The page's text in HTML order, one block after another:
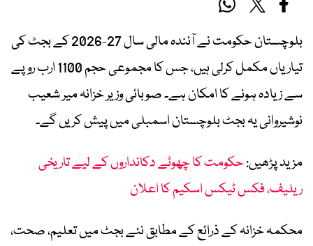
بلوچستان حکومت نے آئندہ مالی سال 27-2026 کے بجٹ کی
تیاریاں مکمل کرلی ہیں، جس کا مجموعی حجم 1100 ارب روپے
سے زیادہ ہونے کا امکان ہے۔ صوبائی وزیر خزانہ میر شعیب
نوشیروانی یہ بجٹ بلوچستان اسمبلی میں پیش کریں گے۔
مزید پڑھیں:حکومت کا چھوٹے دکانداروں کے لیے تاریخی
ریلیف، فکس ٹیکس اسکیم کا اعلان
محکمہ خزانہ کے ذرائع کے مطابق نئے بجٹ میں تعلیم، صحت،